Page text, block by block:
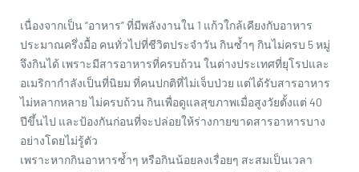
เนื่องจากเป็น “อาหาร” ที่มีพลังงานใน 1 แก้วใกล้เคียงกับอาหาร
ประมาณครึ่งมื้อ คนทั่วไปที่ชีวิตประจำวัน กินซ้ำๆ กินไม่ครบ 5 หมู่
จึงกินได้ เพราะมีสารอาหารที่ครบถ้วน ในต่างประเทศที่ยุโรปและ
อเมริกากำลังเป็นที่นิยม ที่คนปกติที่ไม่เจ็บป่วย แต่ได้รับสารอาหาร
ไม่หลากหลาย ไม่ครบถ้วน กินเพื่อดูแลสุขภาพเมื่อสูงวัยตั้งแต่ 40
ปีขึ้นไป และป้องกันก่อนที่จะปล่อยให้ร่างกายขาดสารอาหารบาง
อย่างโดยไม่รู้ตัว
เพราะหากกินอาหารซ้ำๆ หรือกินน้อยลงเรื่อยๆ สะสมเป็นเวลา